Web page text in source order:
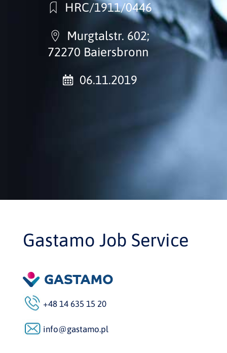
HRC/1911/0446
Murgtalstr. 602;
72270 Baiersbronn
06.11.2019
Gastamo Job Service
+48 14 635 15 20
info@gastamo.pl